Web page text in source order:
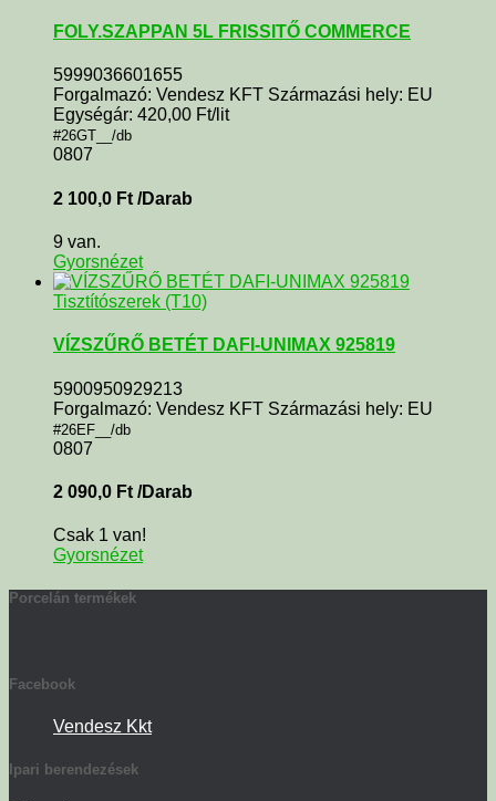
FOLY.SZAPPAN 5L FRISSITŐ COMMERCE
5999036601655
Forgalmazó: Vendesz KFT Származási hely: EU
Egységár: 420,00 Ft/lit
#26GT__/db
0807
2 100,0 Ft /Darab
9 van.
Gyorsnézet
Tisztítószerek (T10)
VÍZSZŰRŐ BETÉT DAFI-UNIMAX 925819
5900950929213
Forgalmazó: Vendesz KFT Származási hely: EU
#26EF__/db
0807
2 090,0 Ft /Darab
Csak 1 van!
Gyorsnézet
Porcelán termékek
Facebook
Vendesz Kkt
Ipari berendezések